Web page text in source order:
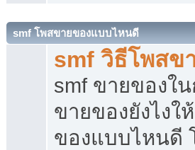
smf โพสขายของแบบไหนดี
smf วิธีโพสข
smf ขายของใ
ขายของยังไง
ของแบบไหนดี